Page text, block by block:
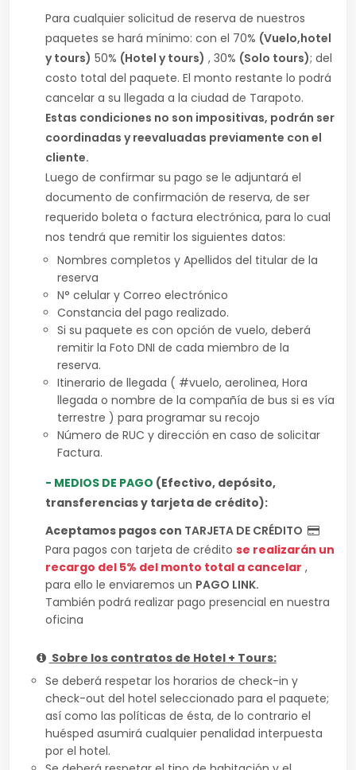
Para cualquier solicitud de reserva de nuestros
paquetes se hará mínimo: con el 70% (Vuelo,hotel
y tours) 50% (Hotel y tours) , 30% (Solo tours); del
costo total del paquete. El monto restante lo podrá
cancelar a su llegada a la ciudad de Tarapoto.
Estas condiciones no son impositivas, podrán ser
coordinadas y reevaluadas previamente con el
cliente.
Luego de confirmar su pago se le adjuntará el
documento de confirmación de reserva, de ser
requerido boleta o factura electrónica, para lo cual
nos tendrá que remitir los siguientes datos:
Nombres completos y Apellidos del titular de la
reserva
N° celular y Correo electrónico
Constancia del pago realizado.
Si su paquete es con opción de vuelo, deberá
remitir la Foto DNI de cada miembro de la
reserva.
Itinerario de llegada ( #vuelo, aerolinea, Hora
llegada o nombre de la compañía de bus si es vía
terrestre ) para programar su recojo
Número de RUC y dirección en caso de solicitar
Factura.
- MEDIOS DE PAGO (Efectivo, depósito,
transferencias y tarjeta de crédito):
Aceptamos pagos con TARJETA DE CRÉDITO
Para pagos con tarjeta de crédito se realizarán un
recargo del 5% del monto total a cancelar ,
para ello le enviaremos un PAGO LINK.
También podrá realizar pago presencial en nuestra
oficina
Sobre los contratos de Hotel + Tours:
Se deberá respetar los horarios de check-in y
check-out del hotel seleccionado para el paquete;
así como las políticas de ésta, de lo contrario el
huésped asumirá cualquier penalidad interpuesta
por el hotel.